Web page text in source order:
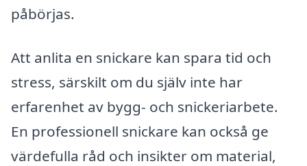
påbörjas.
Att anlita en snickare kan spara tid och
stress, särskilt om du själv inte har
erfarenhet av bygg- och snickeriarbete.
En professionell snickare kan också ge
värdefulla råd och insikter om material,